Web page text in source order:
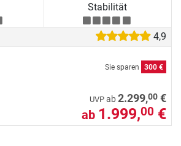
Stabilität
4,9
Sie sparen 300 €
UVP ab2.299,00 €
ab 1.999,00 €